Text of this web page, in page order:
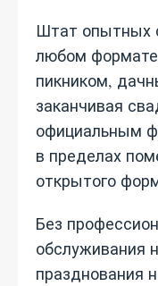
Штат опытных
любом
пикником,
заканчивая
официальным
в пределах
открытого
Без
обслуживания
празднования